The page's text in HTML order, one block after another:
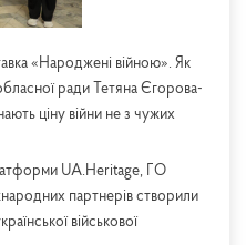
«Народжені війною». Як
ради Тетяна Єгорова-
ціну війни не з чужих
UA.Heritage, ГО
партнерів створили
військової